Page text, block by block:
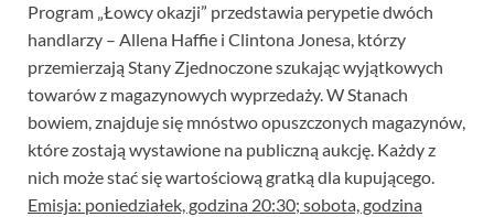
Program „Łowcy okazji” przedstawia perypetie dwóch
handlarzy – Allena Haffie i Clintona Jonesa, którzy
przemierzają Stany Zjednoczone szukając wyjątkowych
towarów z magazynowych wyprzedaży. W Stanach
bowiem, znajduje się mnóstwo opuszczonych magazynów,
które zostają wystawione na publiczną aukcję. Każdy z
nich może stać się wartościową gratką dla kupującego.
Emisja: poniedziałek, godzina 20:30; sobota, godzina